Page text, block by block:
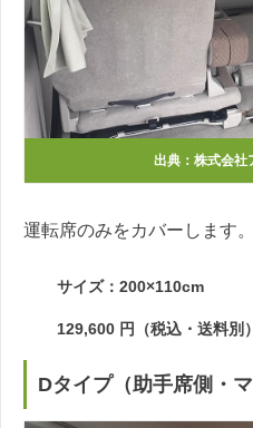
出典： 株式会社
運転席のみをカバーします。
サイズ：200×110cm
129,600 円（税込・送料別）
Dタイプ（助手席側・